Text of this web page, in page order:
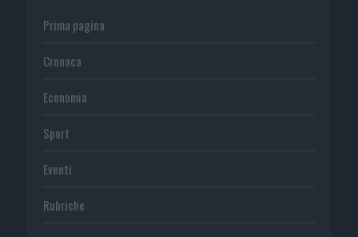
Prima pagina
Cronaca
Economia
Sport
Eventi
Rubriche